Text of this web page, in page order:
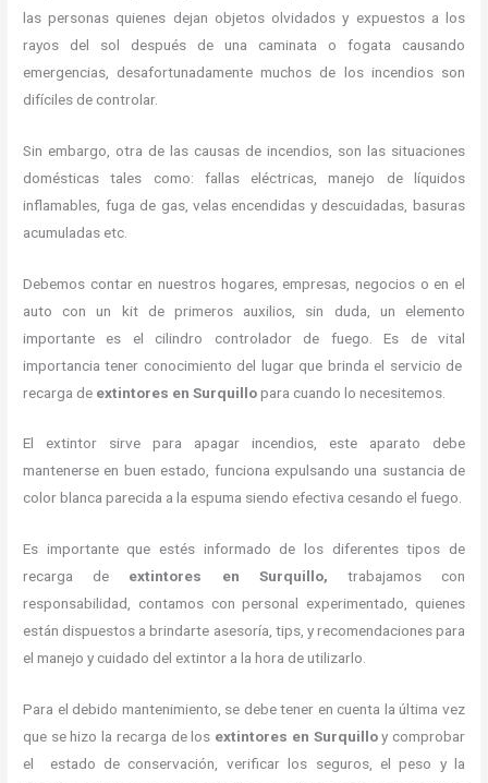
las personas quienes dejan objetos olvidados y expuestos a los
rayos del sol después de una caminata o fogata causando
emergencias, desafortunadamente muchos de los incendios son
difíciles de controlar.
Sin embargo, otra de las causas de incendios, son las situaciones
domésticas tales como: fallas eléctricas, manejo de líquidos
inflamables, fuga de gas, velas encendidas y descuidadas, basuras
acumuladas etc.
Debemos contar en nuestros hogares, empresas, negocios o en el
auto con un kit de primeros auxilios, sin duda, un elemento
importante es el cilindro controlador de fuego. Es de vital
importancia tener conocimiento del lugar que brinda el servicio de
recarga de extintores en Surquillopara cuando lo necesitemos.
El extintor sirve para apagar incendios, este aparato debe
mantenerse en buen estado, funciona expulsando una sustancia de
color blanca parecida a la espuma siendo efectiva cesando el fuego.
Es importante que estés informado de los diferentes tipos de
recarga de extintores en Surquillo, trabajamos con
responsabilidad, contamos con personal experimentado, quienes
están dispuestos a brindarte asesoría, tips, y recomendaciones para
el manejo y cuidado del extintor a la hora de utilizarlo.
Para el debido mantenimiento, se debe tener en cuenta la última vez
que se hizo la recarga de los extintores en Surquilloy comprobar
el estado de conservación, verificar los seguros, el peso y la